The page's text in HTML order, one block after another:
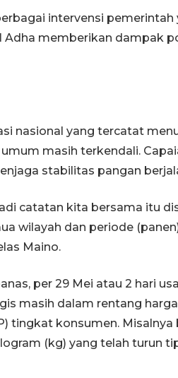
intervensi
Adha memberikan dampak
nasional yang tercatat
masih terkendali.
stabilitas pangan
catatan kita bersama itu
wilayah dan periode
Maino.
per 29 Mei atau 2 hari
masih dalam rentang
tingkat konsumen.
(kg) yang telah turun